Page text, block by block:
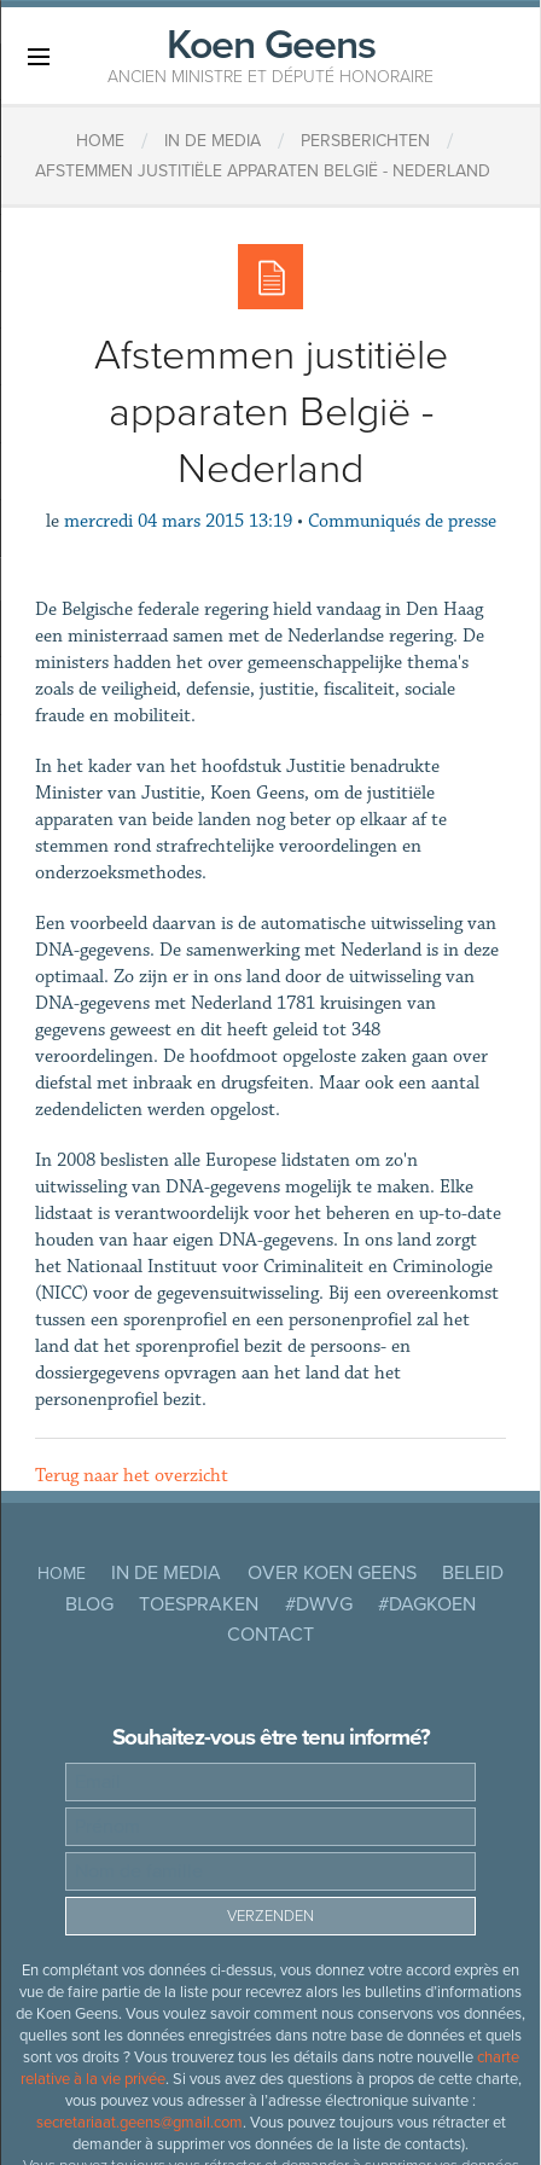
Koen Geens
ANCIEN MINISTRE ET DÉPUTÉ HONORAIRE
HOME / IN DE MEDIA / PERSBERICHTEN /
AFSTEMMEN JUSTITIËLE APPARATEN BELGIË - NEDERLAND
Afstemmen justitiële
apparaten België -
Nederland
le mercredi 04 mars 2015 13:19 • Communiqués de presse
De Belgische federale regering hield vandaag in Den Haag
een ministerraad samen met de Nederlandse regering. De
ministers hadden het over gemeenschappelijke thema's
zoals de veiligheid, defensie, justitie, fiscaliteit, sociale
fraude en mobiliteit.
In het kader van het hoofdstuk Justitie benadrukte
Minister van Justitie, Koen Geens, om de justitiële
apparaten van beide landen nog beter op elkaar af te
stemmen rond strafrechtelijke veroordelingen en
onderzoeksmethodes.
Een voorbeeld daarvan is de automatische uitwisseling van
DNA-gegevens. De samenwerking met Nederland is in deze
optimaal. Zo zijn er in ons land door de uitwisseling van
DNA-gegevens met Nederland 1781 kruisingen van
gegevens geweest en dit heeft geleid tot 348
veroordelingen. De hoofdmoot opgeloste zaken gaan over
diefstal met inbraak en drugsfeiten. Maar ook een aantal
zedendelicten werden opgelost.
In 2008 beslisten alle Europese lidstaten om zo'n
uitwisseling van DNA-gegevens mogelijk te maken. Elke
lidstaat is verantwoordelijk voor het beheren en up-to-date
houden van haar eigen DNA-gegevens. In ons land zorgt
het Nationaal Instituut voor Criminaliteit en Criminologie
(NICC) voor de gegevensuitwisseling. Bij een overeenkomst
tussen een sporenprofiel en een personenprofiel zal het
land dat het sporenprofiel bezit de persoons- en
dossiergegevens opvragen aan het land dat het
personenprofiel bezit.
Terug naar het overzicht
HOME IN DE MEDIA OVER KOEN GEENS
BELEID
BLOG
TOESPRAKEN #DWVG
#DAGKOEN
CONTACT
Souhaitez-vous être tenu informé?
En complétant vos données ci-dessus, vous donnez votre accord exprès en
vue de faire partie de la liste pour recevrez alors les bulletins d’informations
de Koen Geens. Vous voulez savoir comment nous conservons vos données,
quelles sont les données enregistrées dans notre base de données et quels
sont vos droits ? Vous trouverez tous les détails dans notre nouvellecharte
relative à la vie privée. Si vous avez des questions à propos de cette charte,
vous pouvez vous adresser à l’adresse électronique suivante :
secretariaat.geens@gmail.com. Vous pouvez toujours vous rétracter et
demander à supprimer vos données de la liste de contacts).